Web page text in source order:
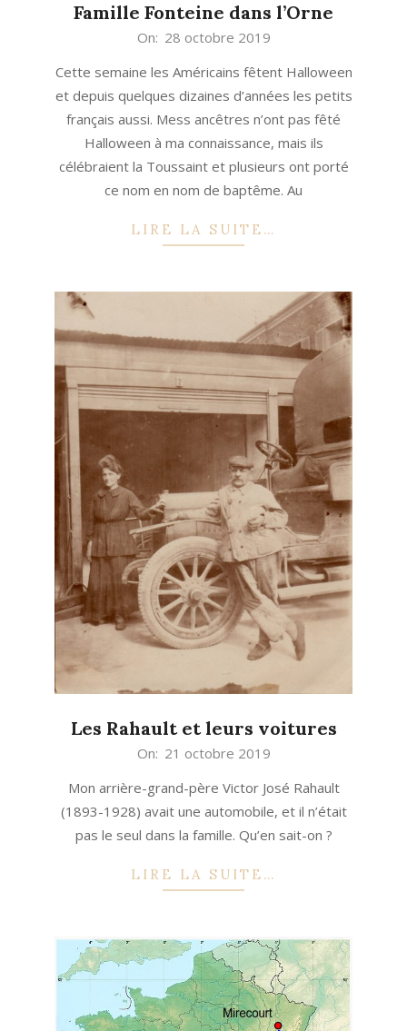
Famille Fonteine dans l’Orne
28
On: 28 octobre 2019
Cette semaine les Américains fêtent Halloween
et depuis quelques dizaines d’années les petits
français aussi. Mess ancêtres n’ont pas fêté
Halloween à ma connaissance, mais ils
célébraient la Toussaint et plusieurs ont porté
ce nom en nom de baptême. Au
LIRE LA SUITE…
Les Rahault et leurs voitures
21
On: 21 octobre 2019
Mon arrière-grand-père Victor José Rahault
(1893-1928) avait une automobile, et il n’était
pas le seul dans la famille. Qu’en sait-on ?
LIRE LA SUITE…